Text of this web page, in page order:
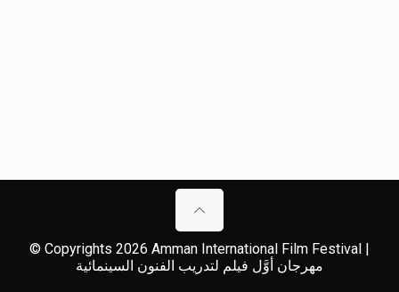
© Copyrights 2026 Amman International Film Festival |
مهرجان أوَّل فيلم لتدريب الفنون السينمائية